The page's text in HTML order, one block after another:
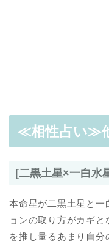
≪相性占い≫
[二黒土星×一白水
本命星が二黒土星と一
ョンの取り方がカギ
を推し量るあまり自